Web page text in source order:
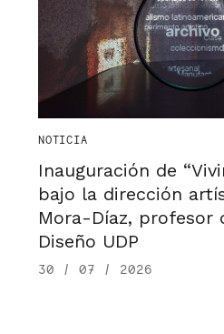
NOTICIA
Inauguración de
bajo la dirección
Mora-Díaz, profesor
Diseño UDP
30 / 07 / 2026